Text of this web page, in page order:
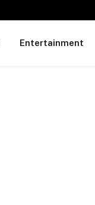
Entertainment